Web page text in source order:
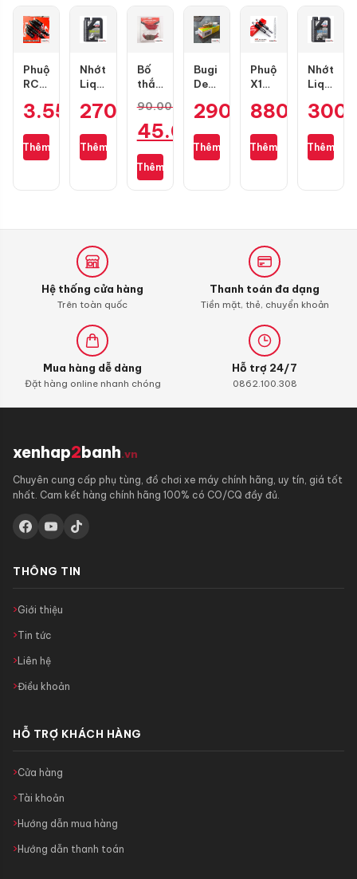
Phuộc
RCB
S
Air
Blade
3.550.000 ₫
Thêm
Nhớt
Liqui
Motorbike
10W40
1L
270.000₫
Thêm
Bố
thắng
RCB
trước
1 pis
cho
Exciter
135
90.000
Giá
gốc
là:
90.000 ₫.
45.000₫
Giá
hiện
Thêm
Bugi
Denso
Air
PCX,
Lead,
290.000₫
Thêm
Phuộc
X1R
màu
mới
cho
880.000₫
Thêm
Nhớt
Liqui
4T
10W40
Thêm
Hệ thống cửa hàng
Trên toàn quốc
Thanh toán đa dạng
Tiền mặt, thẻ, chuyển khoản
Mua hàng dễ dàng
Đặt hàng online nhanh chóng
Hỗ trợ 24/7
0862.100.308
xenhap2banh.vn
Chuyên cung cấp phụ tùng, đồ chơi xe máy chính hãng, uy tín, giá tốt
nhất. Cam kết hàng chính hãng 100% có CO/CQ đầy đủ.
THÔNG TIN
Giới thiệu
Tin tức
Liên hệ
Điều khoản
HỖ TRỢ KHÁCH HÀNG
Cửa hàng
Tài khoản
Hướng dẫn mua hàng
Hướng dẫn thanh toán